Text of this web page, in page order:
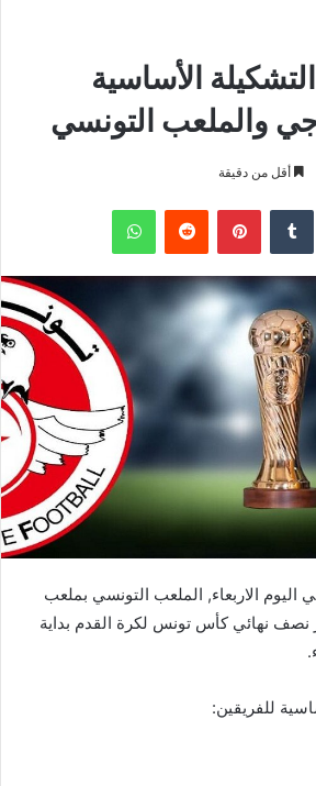
الأساسية
والملعب التونسي
أقل من دقيقة
بينتيريست واتساب
اليوم الاربعاء, الملعب التونسي بملعب
نصف نهائي كأس تونس لكرة القدم بداية
للفريقين: